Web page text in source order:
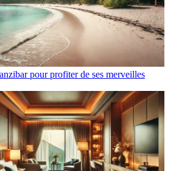
pour profiter de ses merveilles